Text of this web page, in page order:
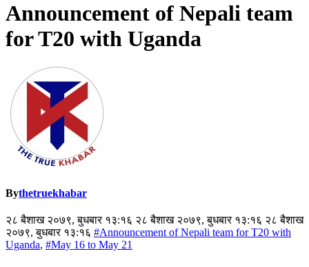
Announcement of Nepali team
for T20 with Uganda
Bythetruekhabar
२८ बैशाख २०७९, बुधबार १३:१६ २८ बैशाख २०७९, बुधबार १३:१६ २८ बैशाख
२०७९, बुधबार १३:१६ #Announcement of Nepali team for T20 with
Uganda, #May 16 to May 21